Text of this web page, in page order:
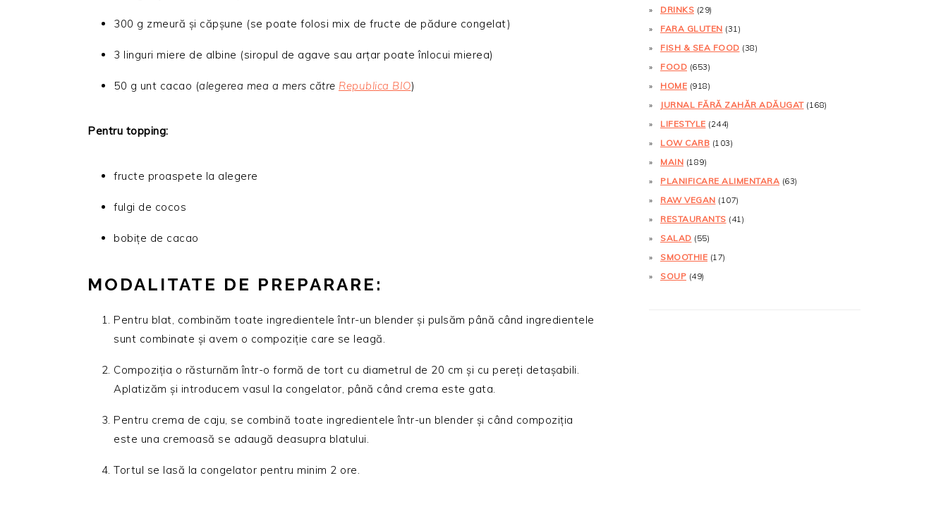
300 g zmeură și căpșune (se poate folosi mix de fructe de pădure congelat)
3 linguri miere de albine (siropul de agave sau arțar poate înlocui mierea)
50 g unt cacao (alegerea mea a mers către Republica BIO)
Pentru topping:
fructe proaspete la alegere
fulgi de cocos
bobițe de cacao
MODALITATE DE PREPARARE:
Pentru blat, combinăm toate ingredientele într-un blender și pulsăm până când ingredientele
sunt combinate și avem o compoziție care se leagă.
Compoziția o răsturnăm într-o formă de tort cu diametrul de 20 cm și cu pereți detașabili.
Aplatizăm și introducem vasul la congelator, până când crema este gata.
Pentru crema de caju, se combină toate ingredientele într-un blender și când compoziția
este una cremoasă se adaugă deasupra blatului.
Tortul se lasă la congelator pentru minim 2 ore.
DRINKS (29)
FARA GLUTEN (31)
FISH & SEA FOOD (38)
FOOD (653)
HOME (918)
JURNAL FĂRĂ ZAHĂR ADĂUGAT(168)
LIFESTYLE (244)
LOW CARB (103)
MAIN (189)
PLANIFICARE ALIMENTARA (63)
RAW VEGAN (107)
RESTAURANTS (41)
SALAD (55)
SMOOTHIE (17)
SOUP (49)